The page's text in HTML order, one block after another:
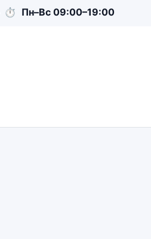
⏱ Пн–Вс 09:00–19:00